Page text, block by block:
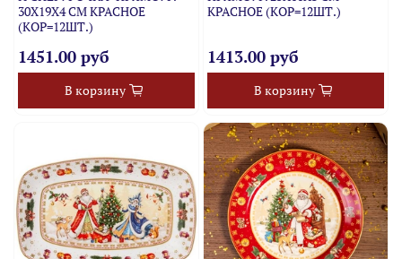
30Х19Х4 СМ КРАСНОЕ
(КОР=12ШТ.)
1451.00 руб
В корзину
КРАСНОЕ (КОР=12ШТ.)
1413.00 руб
В корзину